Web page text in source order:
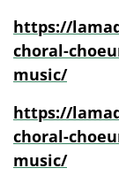
https://
choral-
music/
https://
choral-
music/